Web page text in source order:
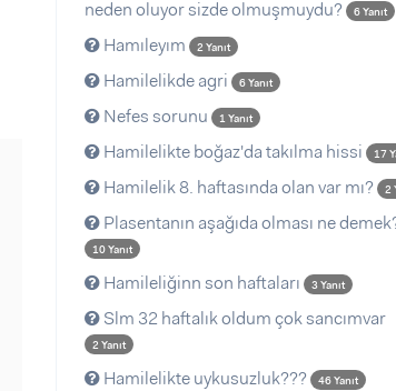
neden oluyor sizde olmuşmuydu?
6 Yanıt
Hamıleyım 2 Yanıt
Hamilelikde agri 6 Yanıt
Nefes sorunu 1 Yanıt
Hamilelikte boğaz'da takılma hissi 17
Hamilelik 8. haftasında olan var mı? 2
Plasentanın aşağıda olması ne
10 Yanıt
Hamileliğinn son haftaları 3 Yanıt
Slm 32 haftalık oldum çok sancımvar
2 Yanıt
Hamilelikte uykusuzluk??? 46 Yanıt